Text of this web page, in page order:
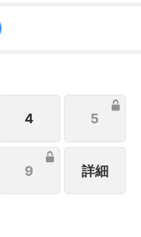
は、大人気モデル
擢され、大きなや
拗なアプローチを
するものの、レイ
していく。やが
なった彼女は、レ
々と明かされる衝
して執念の復讐
。
4 5
9 詳細